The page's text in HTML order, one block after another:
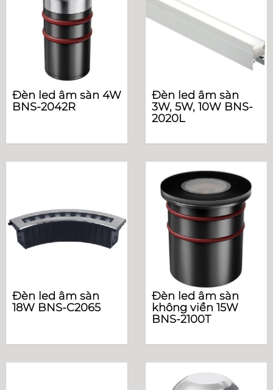
Đèn led âm sàn 4W
BNS-2042R
Đèn led âm sàn
3W, 5W, 10W BNS-
2020L
Đèn led âm sàn
18W BNS-C2065
Đèn led âm sàn
không viền 15W
BNS-2100T